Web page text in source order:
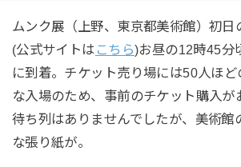
ムンク展（上野、東京都美術館）初日
(公式サイトは こちら)お昼の12時45分
に到着。チケット売り場には50人ほ
な入場のため、事前のチケット購入が
待ち列はありませんでしたが、美術館
な張り紙が。